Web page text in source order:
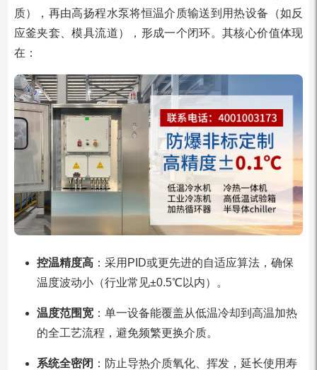
质），再由高扬程水泵将恒温介质输送到用热设备（如反
应釜夹套、模具流道），形成一个闭环。其核心价值体现
在：
控温精度高：采用PID或更先进的自适应算法，确保
温度波动小（行业常见±0.5℃以内）。
温度范围宽：单一设备能覆盖从低温冷却到高温加热
的全工艺流程，避免频繁更换介质。
系统全密闭 ：防止导热介质氧化、挥发，延长使用寿